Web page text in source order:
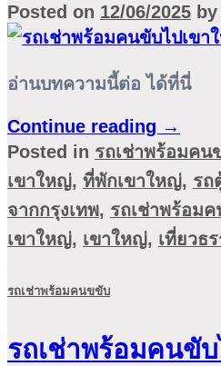
Posted on 12/06/2025 by
อ่านบทความนี้ต่อ ได้ที่นี่
Continue reading →
Posted in รถเช่าพร้อมคน
เขาใหญ่, ที่พักเขาใหญ่, รถ
จากกรุงเทพ, รถเช่าพร้อม
เขาใหญ่, เขาใหญ่, เที่ยวธ
รถเช่าพร้อมคนขขับ
รถเช่าพร้อมคนขั